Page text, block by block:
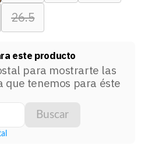
26.5
este producto
para mostrarte las
que tenemos para éste
Buscar